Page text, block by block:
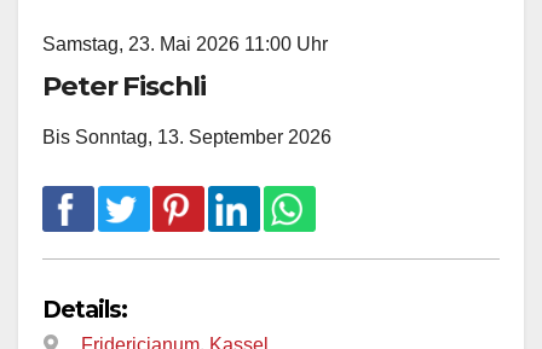
Samstag, 23. Mai 2026 11:00 Uhr
Peter Fischli
Bis Sonntag, 13. September 2026
Details: